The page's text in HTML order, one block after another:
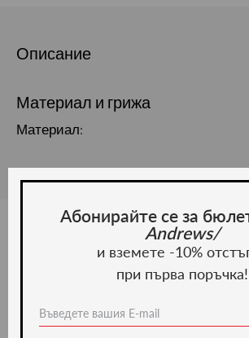
Описание
Материал и грижа
Материал:
Ние
Абонирайте се за
Andrews/
и вземете -10%
при първа поръчка!